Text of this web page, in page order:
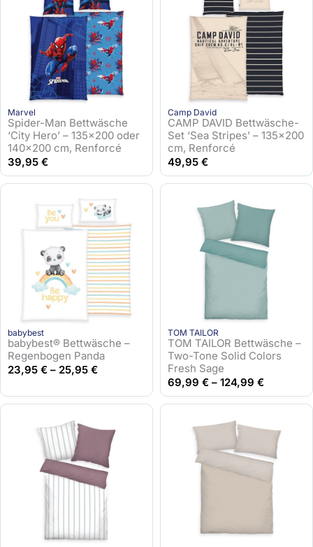
Marvel
Spider-Man Bettwäsche
‘City Hero’ – 135×200 oder
140×200 cm, Renforcé
39,95 €
Camp David
CAMP DAVID Bettwäsche-
Set ‘Sea Stripes’ – 135×200
cm, Renforcé
49,95 €
babybest
babybest® Bettwäsche –
Regenbogen Panda
23,95 € – 25,95 €
TOM TAILOR
TOM TAILOR Bettwäsche –
Two-Tone Solid Colors
Fresh Sage
69,99 € – 124,99 €